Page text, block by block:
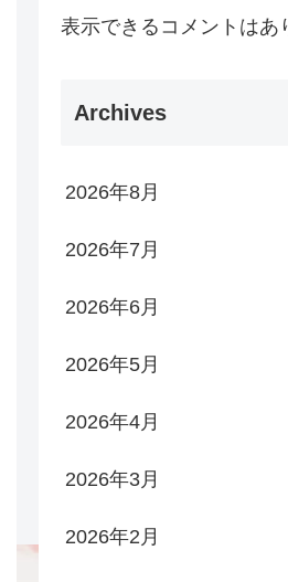
表示できるコメントはあ
Archives
2026年8月
2026年7月
2026年6月
2026年5月
2026年4月
2026年3月
2026年2月